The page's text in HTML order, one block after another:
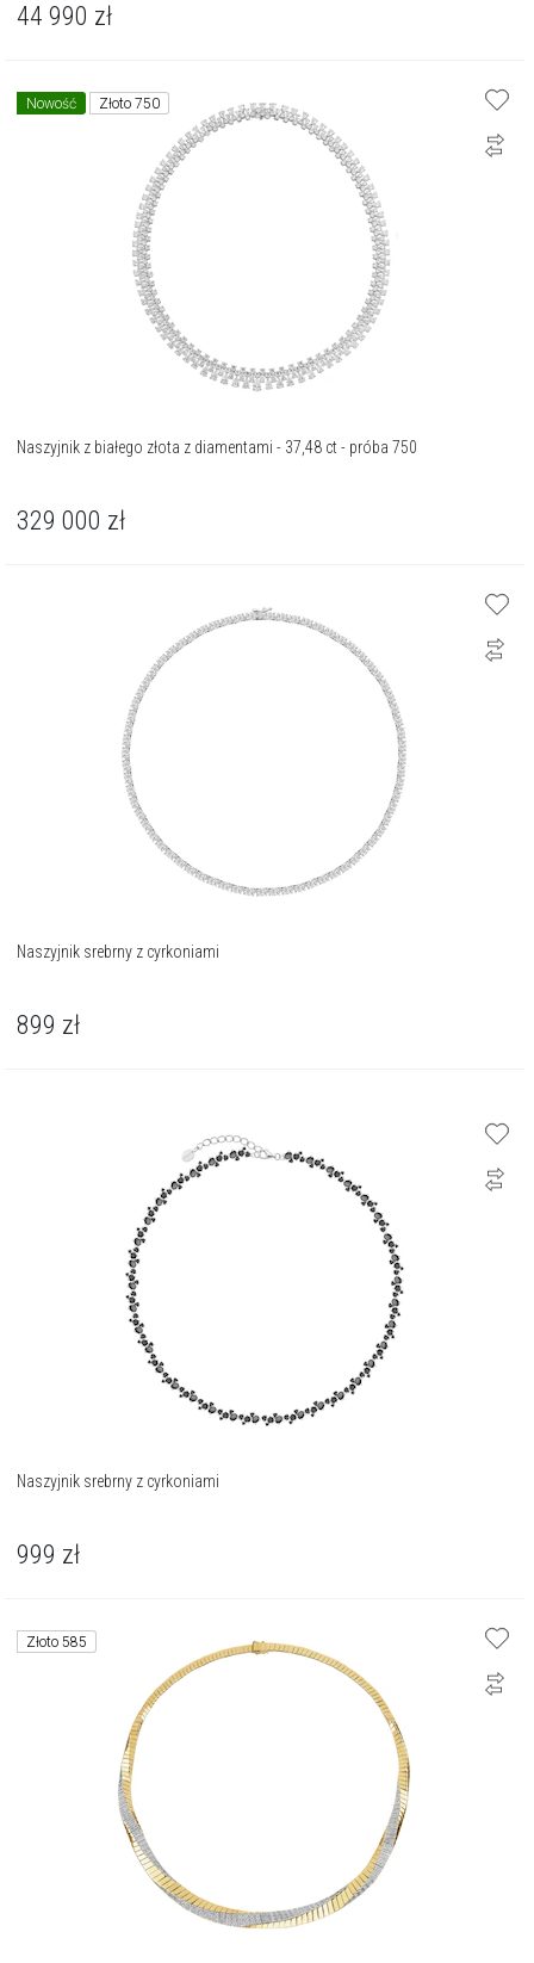
44 990 zł
Nowość Złoto 750
Naszyjnik z białego złota z diamentami - 37,48 ct - próba 750
329 000 zł
Naszyjnik srebrny z cyrkoniami
899 zł
Naszyjnik srebrny z cyrkoniami
999 zł
Złoto 585